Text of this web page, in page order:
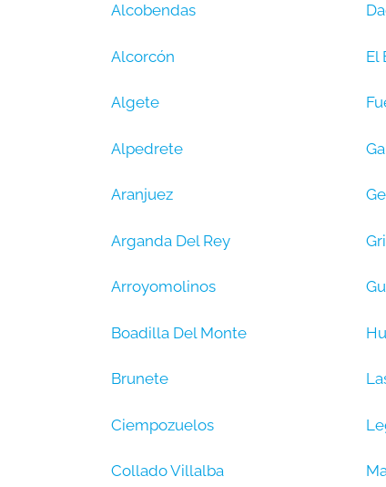
Alcobendas
Alcorcón
Algete
Alpedrete
Aranjuez
Arganda Del Rey
Arroyomolinos
Boadilla Del Monte
Brunete
Ciempozuelos
Collado Villalba
El